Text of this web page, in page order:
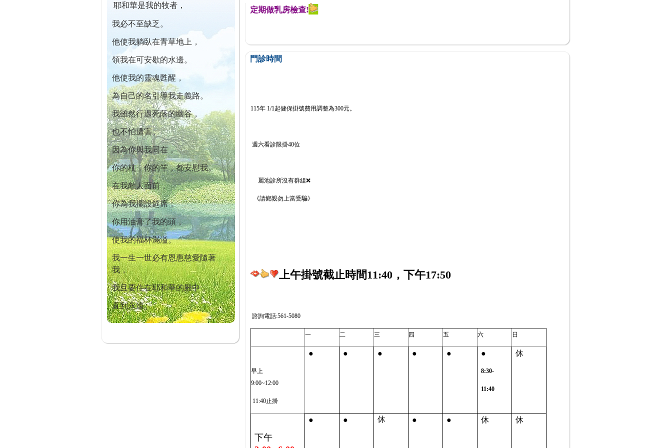
耶和華是我的牧者，
我必不至缺乏。
他使我躺臥在青草地上，
領我在可安歇的水邊。
他使我的靈魂甦醒，
為自己的名引導我走義路。
我雖然行過死蔭的幽谷，
也不怕遭害。
因為你與我同在，
你的杖，你的竿，都安慰我。
在我敵人面前，
你為我擺設筵席；
你用油膏了我的頭，
使我的福杯滿溢。
我一生一世必有恩惠慈愛隨著
我，
我且要住在耶和華的殿中，
直到永遠。
本院自開幕迄今已篩檢出1700位乳癌患者,提醒您定期做乳房檢查!
門診時間
115年 1/1起健保掛號費用調整為300元。
週六看診限掛40位
麗池診所沒有群組❌
《請鄉親勿上當受騙》
上午掛號截止時間11:40，下午17:50
諮詢電話:561-5080
一 二 三 四 五 六 日
早上
9:00~12:00
11:40止掛
● ● ● ● ● ●
8:30-
11:40
休
下午
● ● 休 ● ● 休 休